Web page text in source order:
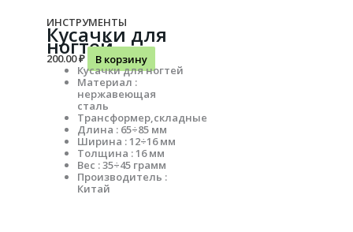
ИНСТРУМЕНТЫ
Кусачки для
ногтей
200.00₽
В корзину
Кусачки для ногтей
Материал :
нержавеющая
сталь
Трансформер,складные
Длина : 65÷85 мм
Ширина : 12÷16 мм
Толщина : 16 мм
Вес : 35÷45 грамм
Производитель :
Китай